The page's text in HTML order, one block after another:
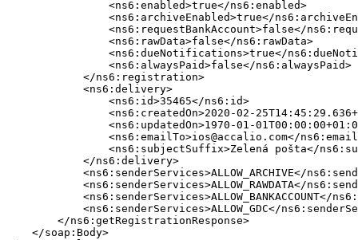
                <ns6:enabled>true</ns6:enabled>
<ns6:archiveEnabled>true</
<ns6:requestBankAccount>false</
                <ns6:rawData>false</ns6:rawData>
<ns6:dueNotifications>true</
                <ns6:alwaysPaid>false</ns6:alwaysPaid>
            </ns6:registration>
            <ns6:delivery>
                <ns6:id>35465</ns6:id>
<ns6:createdOn>2020-02-
<ns6:updatedOn>1970-01-
<ns6:emailTo>ios@accalio.com</
<ns6:subjectSuffix>Zelená pošta</
            </ns6:delivery>
<ns6:senderServices>ALLOW_ARCHIVE</
<ns6:senderServices>ALLOW_RAWDATA</
<ns6:senderServices>ALLOW_BANKACCOUNT</
<ns6:senderServices>ALLOW_GDC</
        </ns6:getRegistrationResponse>
    </soap:Body>